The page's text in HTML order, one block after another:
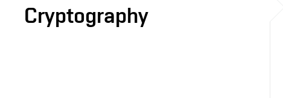
Cryptography